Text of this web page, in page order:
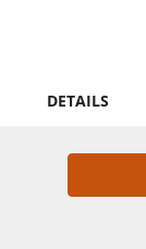
DETAILS